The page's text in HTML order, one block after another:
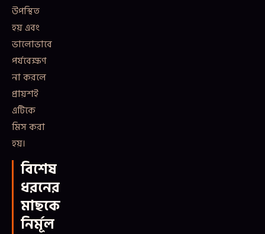
উপস্থিত
হয় এবং
ভালোভাবে
পর্যবেক্ষণ
না করলে
প্রায়শই
এটিকে
মিস করা
হয়।
বিশেষ
ধরনের
মাছকে
নির্মূল